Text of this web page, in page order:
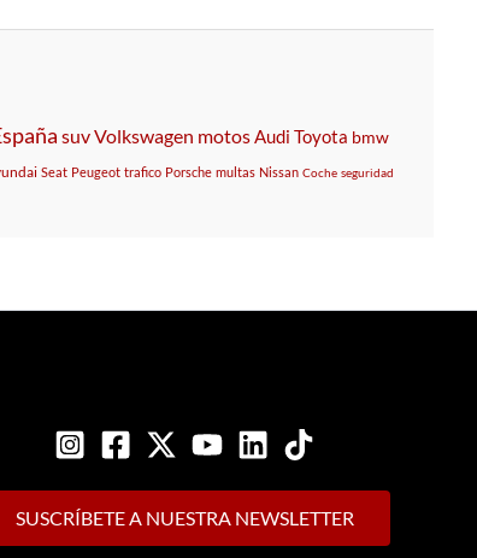
suvVolkswagen motos Audi Toyota bmw
Seat Peugeot trafico Porsche multas Nissan Coche seguridad
SUSCRÍBETE A NUESTRA NEWSLETTER